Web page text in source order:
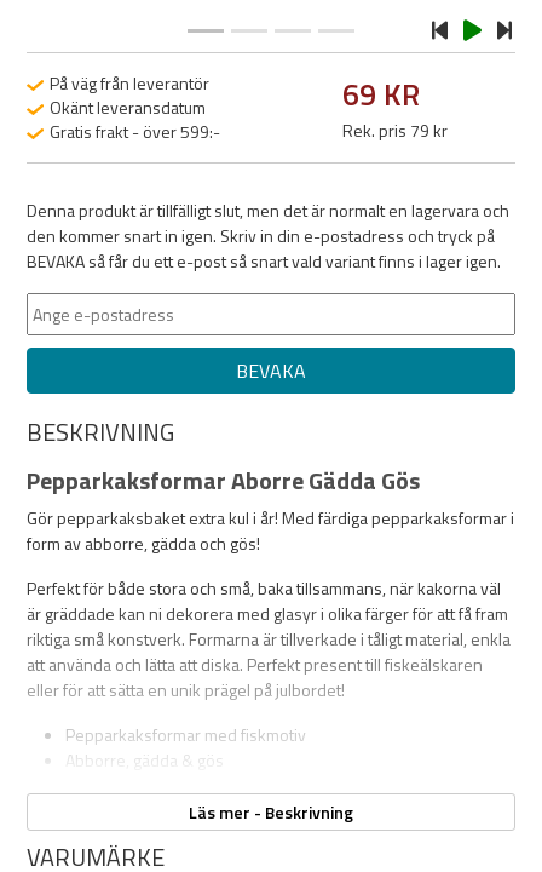
På väg från leverantör
Okänt leveransdatum
Gratis frakt - över 599:-
69 KR
Rek. pris 79 kr
Denna produkt är tillfälligt slut, men det är normalt en lagervara och
den kommer snart in igen. Skriv in din e-postadress och tryck på
BEVAKA så får du ett e-post så snart vald variant finns i lager igen.
BEVAKA
BESKRIVNING
Pepparkaksformar Aborre Gädda Gös
Gör pepparkaksbaket extra kul i år! Med färdiga pepparkaksformar i
form av abborre, gädda och gös!
Perfekt för både stora och små, baka tillsammans, när kakorna väl
är gräddade kan ni dekorera med glasyr i olika färger för att få fram
riktiga små konstverk. Formarna är tillverkade i tåligt material, enkla
att använda och lätta att diska. Perfekt present till fiskeälskaren
eller för att sätta en unik prägel på julbordet!
Pepparkaksformar med fiskmotiv
Abborre, gädda & gös
Läs mer - Beskrivning
VARUMÄRKE